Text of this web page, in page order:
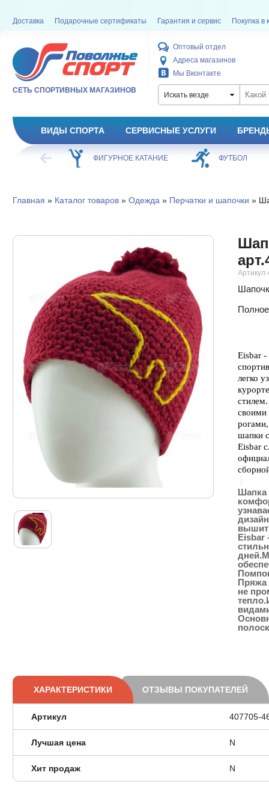
Доставка Подарочные сертификаты Гарантия и сервис Покупка в
СЕТЬ СПОРТИВНЫХ МАГАЗИНОВ
Оптовый отдел
Адреса магазинов
Мы Вконтакте
Искать везде
ВИДЫ СПОРТА СЕРВИСНЫЕ УСЛУГИ
ХОККЕЙ ФИГУРНОЕ КАТАНИЕ ФУТБОЛ
Главная » Каталог товаров» Одежда » Перчатки и шапочки »
Артикул
Eisbar -
легко
своими
шапки
Eisbar
Шапка
Eisbar
Пряжа
не
ХАРАКТЕРИСТИКИ ОТЗЫВЫ ПОКУПАТЕЛЕЙ
Артикул 407705-
Лучшая цена N
Хит продаж N